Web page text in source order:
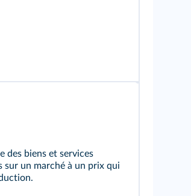
des biens et services
sur un marché à un prix qui